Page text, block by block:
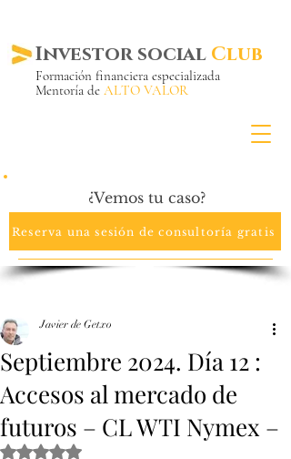
Investor social Club
Formación financiera especializada
Mentoría de ALTO VALOR
¿Vemos tu caso?
Reserva una sesión de consultoría gratis
Septiembre 2024. Día 12 :
Accesos al mercado de
futuros – CL WTI Nymex –
Javier de Getxo
Obtuvo NaN de 5 estrellas.